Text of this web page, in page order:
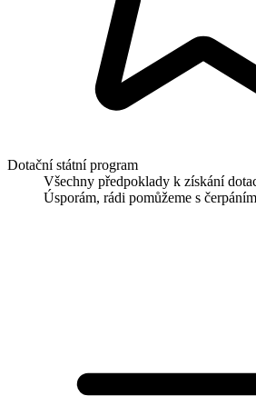
Dotační státní program
Všechny předpoklady k získání
Úsporám, rádi pomůžeme s